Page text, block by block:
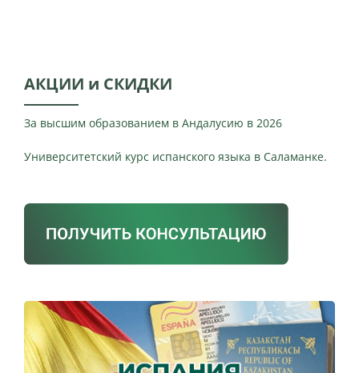
АКЦИИ и СКИДКИ
За высшим образованием в Андалусию в 2026
Университетский курс испанского языка в Саламанке.